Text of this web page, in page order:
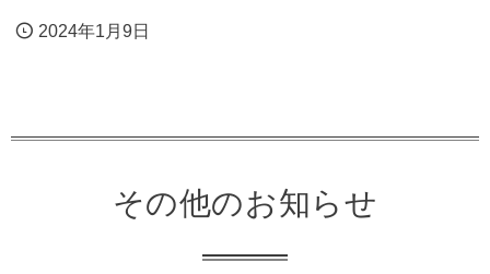
2024年1月9日
その他のお知らせ